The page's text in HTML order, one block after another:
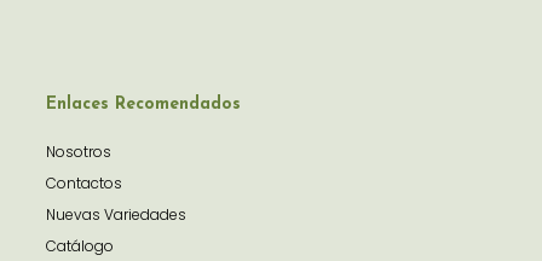
Enlaces Recomendados
Nosotros
Contactos
Nuevas Variedades
Catálogo